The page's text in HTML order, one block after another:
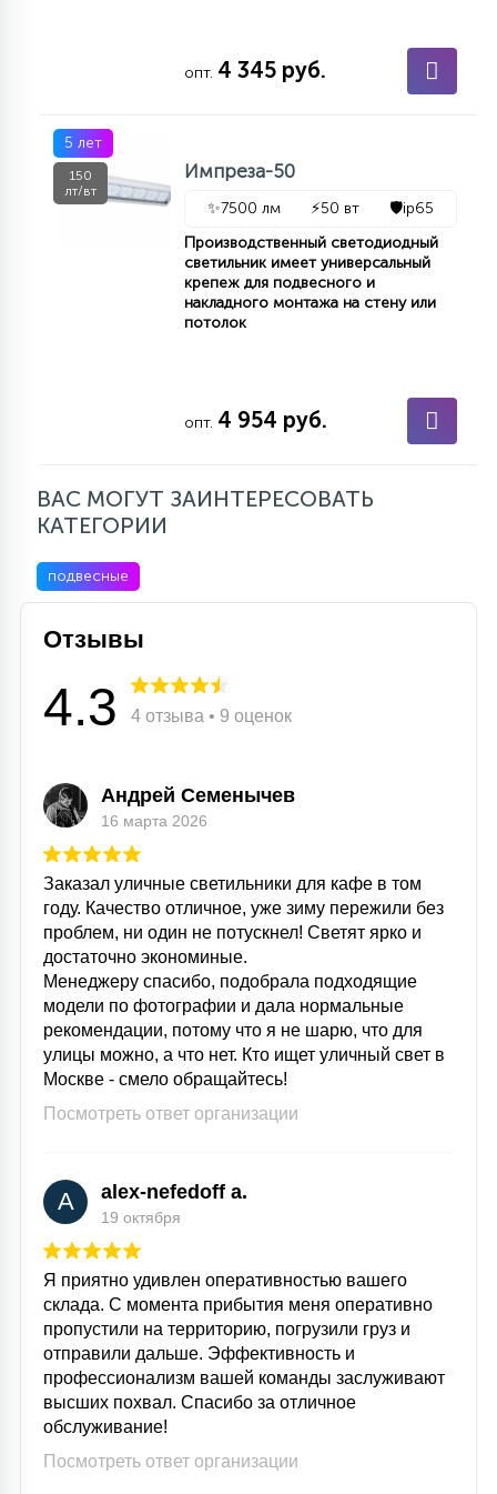
опт. 4 345 руб.
5 лет
150
лт/вт
Импреза-50
✨7500 лм ⚡50 вт 🛡️ip65
Производственный светодиодный
светильник имеет универсальный
крепеж для подвесного и
накладного монтажа на стену или
потолок
опт. 4 954 руб.
ВАС МОГУТ ЗАИНТЕРЕСОВАТЬ
КАТЕГОРИИ
подвесные
Отзывы
4.3 4 отзыва • 9 оценок
Андрей Семенычев
16 марта 2026
Заказал уличные светильники для кафе в том
году. Качество отличное, уже зиму пережили без
проблем, ни один не потускнел! Светят ярко и
достаточно экономиные.
Менеджеру спасибо, подобрала подходящие
модели по фотографии и дала нормальные
рекомендации, потому что я не шарю, что для
улицы можно, а что нет. Кто ищет уличный свет в
Москве - смело обращайтесь!
Посмотреть ответ организации
A alex-nefedoff a.
19 октября
Я приятно удивлен оперативностью вашего
склада. С момента прибытия меня оперативно
пропустили на территорию, погрузили груз и
отправили дальше. Эффективность и
профессионализм вашей команды заслуживают
высших похвал. Спасибо за отличное
обслуживание!
Посмотреть ответ организации